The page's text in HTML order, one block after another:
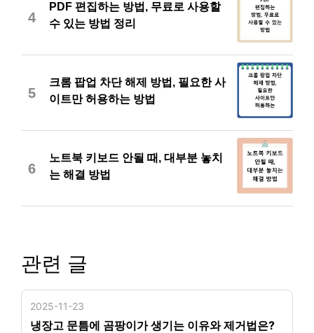
4
PDF 편집하는 방법, 무료로 사용할
수 있는 방법 정리
5
크롬 팝업 차단 해제 방법, 필요한 사
이트만 허용하는 방법
6
노트북 키보드 안될 때, 대부분 놓치
는 해결 방법
관련 글
2025-11-23
냉장고 문틈에 곰팡이가 생기는 이유와 제거법은?